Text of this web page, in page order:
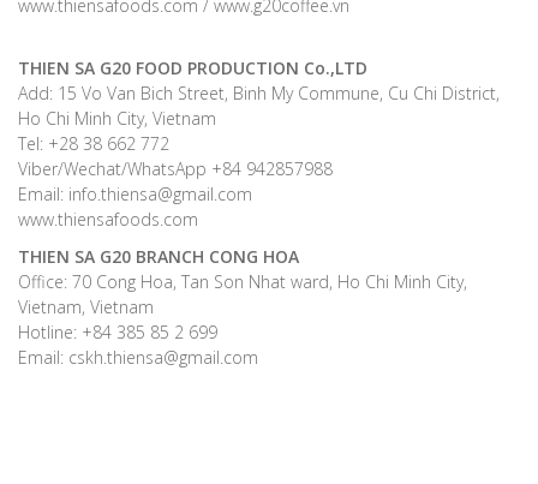
www.thiensafoods.com / www.g20coffee.vn
THIEN SA G20 FOOD PRODUCTION Co.,LTD
Add: 15 Vo Van Bich Street, Binh My Commune, Cu Chi District,
Ho Chi Minh City, Vietnam
Tel: +28 38 662 772
Viber/Wechat/WhatsApp +84 942857988
Email: info.thiensa@gmail.com
www.thiensafoods.com
THIEN SA G20 BRANCH CONG HOA
Office: 70 Cong Hoa, Tan Son Nhat ward, Ho Chi Minh City,
Vietnam, Vietnam
Hotline: +84 385 85 2 699
Email: cskh.thiensa@gmail.com